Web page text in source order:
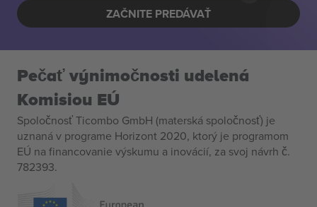
ZAČNITE PREDÁVAŤ
Pečať výnimočnosti udelená
Komisiou EÚ
Spoločnosť Ticombo GmbH (materská spoločnosť) je
uznaná v programe Horizont 2020, ktorý je programom
EÚ na financovanie výskumu a inovácií, za svoj návrh č.
782393.